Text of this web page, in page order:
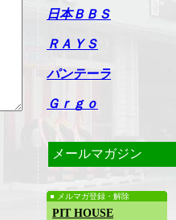
日本ＢＢＳ
ＲＡＹＳ
パンテーラ
Ｇｒｇｏ
メールマガジン
メルマガ登録・解除
PIT HOUSE